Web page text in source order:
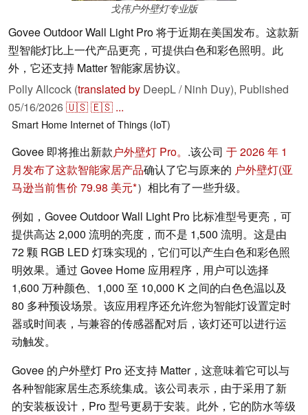
戈伟户外壁灯专业版
Govee Outdoor Wall Light Pro 将于近期在美国发布。这款新
型智能灯比上一代产品更亮，可提供白色和彩色照明。此
外，它还支持 Matter 智能家居协议。
Polly Allcock (translated by DeepL / Ninh Duy), Published
05/16/2026🇺🇸🇪🇸 ...
Smart Home Internet of Things (IoT)
Govee 即将推出新款户外壁灯 Pro。 .该公司 于 2026 年 1
月发布了这款智能家居产品确认了它与原来的 户外壁灯(亚
马逊当前售价 79.98 美元 ）相比有了一些升级。
例如，Govee Outdoor Wall Light Pro 比标准型号更亮，可
提供高达 2,000 流明的亮度，而不是 1,500 流明。这是由
72 颗 RGB LED 灯珠实现的，它们可以产生白色和彩色照
明效果。通过 Govee Home 应用程序，用户可以选择
1,600 万种颜色、1,000 至 10,000 K 之间的白色色温以及
80 多种预设场景。该应用程序还允许您为智能灯设置定时
器或时间表，与兼容的传感器配对后，该灯还可以进行运
动触发。
Govee 的户外壁灯 Pro 还支持 Matter，这意味着它可以与
各种智能家居生态系统集成。该公司表示，由于采用了新
的安装板设计，Pro 型号更易于安装。此外，它的防水等级